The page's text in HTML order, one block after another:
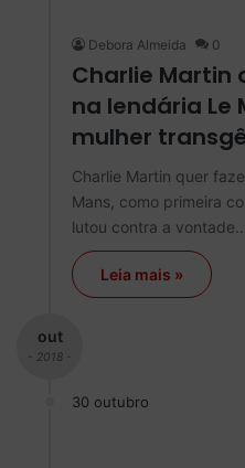
Debora Almeida 0
Charlie Martin
na lendária Le
mulher
Charlie Martin quer
Mans, como primeira
lutou contra a vontade…
Leia mais »
out
- 2018 -
30 outubro